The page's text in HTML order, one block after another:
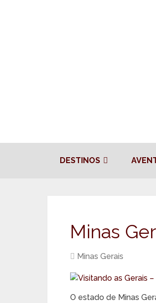
DESTINOS
Minas
Minas Gerais
O estado de Minas